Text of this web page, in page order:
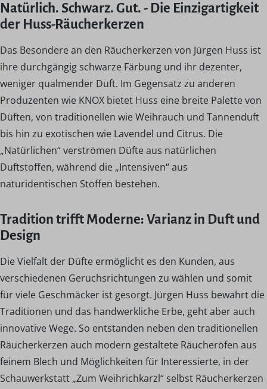
Natürlich. Schwarz. Gut. - Die Einzigartigkeit
der Huss-Räucherkerzen
Das Besondere an den Räucherkerzen von Jürgen Huss ist
ihre durchgängig schwarze Färbung und ihr dezenter,
weniger qualmender Duft. Im Gegensatz zu anderen
Produzenten wie KNOX bietet Huss eine breite Palette von
Düften, von traditionellen wie Weihrauch und Tannenduft
bis hin zu exotischen wie Lavendel und Citrus. Die
„Natürlichen“ verströmen Düfte aus natürlichen
Duftstoffen, während die „Intensiven“ aus
naturidentischen Stoffen bestehen.
Tradition trifft Moderne: Varianz in Duft und
Design
Die Vielfalt der Düfte ermöglicht es den Kunden, aus
verschiedenen Geruchsrichtungen zu wählen und somit
für viele Geschmäcker ist gesorgt. Jürgen Huss bewahrt die
Traditionen und das handwerkliche Erbe, geht aber auch
innovative Wege. So entstanden neben den traditionellen
Räucherkerzen auch modern gestaltete Räucheröfen aus
feinem Blech und Möglichkeiten für Interessierte, in der
Schauwerkstatt „Zum Weihrichkarzl“ selbst Räucherkerzen